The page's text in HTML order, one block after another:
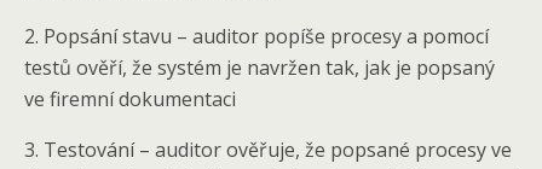
2. Popsání stavu – auditor popíše procesy a pomocí
testů ověří, že systém je navržen tak, jak je popsaný
ve firemní dokumentaci
3. Testování – auditor ověřuje, že popsané procesy ve